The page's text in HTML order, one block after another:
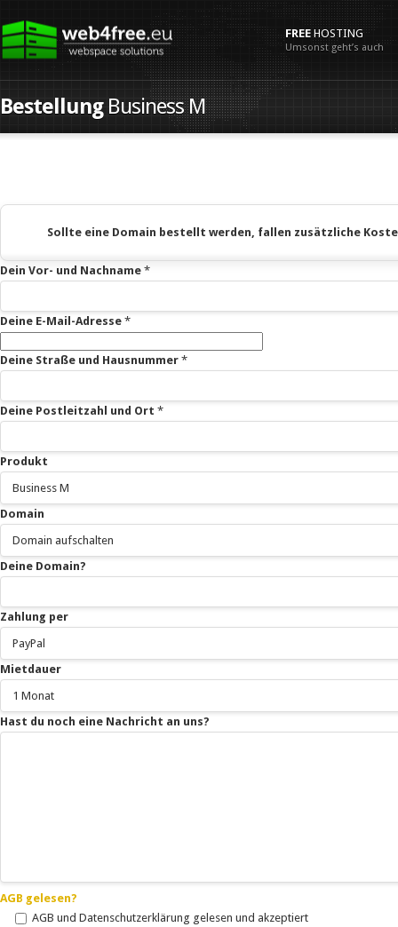
FREEHOSTING
Umsonst geht’s auch
BestellungBusiness M
Sollte eine Domain bestellt werden, fallen zusätzliche
Dein Vor- und Nachname *
Deine E-Mail-Adresse *
Deine Straße und Hausnummer *
Deine Postleitzahl und Ort *
Produkt
Domain
Deine Domain?
Zahlung per
Mietdauer
Hast du noch eine Nachricht an uns?
AGB gelesen?
AGB und Datenschutzerklärung gelesen und akzeptiert